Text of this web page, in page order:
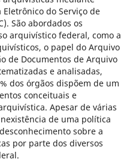
do Serviço de
São abordados os
arquivístico federal, como a
o papel do Arquivo
de Documentos de Arquivo
e analisadas,
dos órgãos dispõem de um
conceituais e
Apesar de várias
de uma política
sobre a
por parte dos diversos